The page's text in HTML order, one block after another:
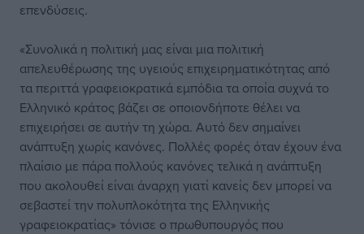
επενδύσεις.
«Συνολικά η πολιτική μας είναι μια πολιτική
απελευθέρωσης της υγειούς επιχειρηματικότητας από
τα περιττά γραφειοκρατικά εμπόδια τα οποία συχνά το
Ελληνικό κράτος βάζει σε οποιονδήποτε θέλει να
επιχειρήσει σε αυτήν τη χώρα. Αυτό δεν σημαίνει
ανάπτυξη χωρίς κανόνες. Πολλές φορές όταν έχουν ένα
πλαίσιο με πάρα πολλούς κανόνες τελικά η ανάπτυξη
που ακολουθεί είναι άναρχη γιατί κανείς δεν μπορεί να
σεβαστεί την πολυπλοκότητα της Ελληνικής
γραφειοκρατίας» τόνισε ο πρωθυπουργός που